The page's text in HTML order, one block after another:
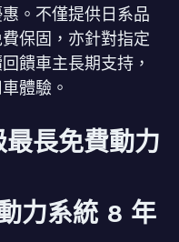
。不僅提供日系品
保固，亦針對指定
饋車主長期支持，
體驗。
長免費動力
系統 8 年